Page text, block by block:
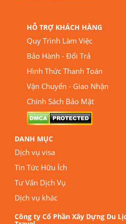
HỖ TRỢ KHÁCH HÀNG
Quy Trình Làm Việc
Bảo Hành - Đổi Trả
Hình Thức Thanh Toán
Vận Chuyển - Giao Nhận
Chính Sách Bảo Mật
DANH MỤC
Dịch vụ visa
Tin Tức Hữu Ích
Tư Vấn Dịch Vụ
Dịch vụ khác
Công ty Cổ Phần Xây Dựng Du